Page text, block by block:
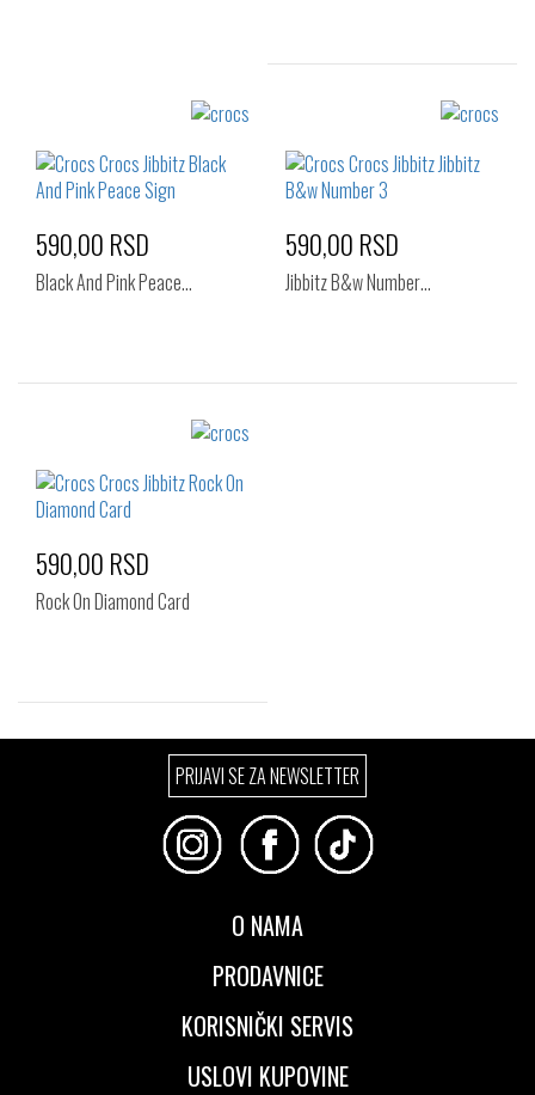
Izaberi željeni broj:
Izaberi željeni broj:
590,00 RSD
Black And Pink Peace…
590,00 RSD
Jibbitz B&w Number…
Izaberi željeni broj:
590,00 RSD
Rock On Diamond Card
PRIJAVI SE ZA NEWSLETTER
O NAMA
PRODAVNICE
KORISNIČKI SERVIS
USLOVI KUPOVINE